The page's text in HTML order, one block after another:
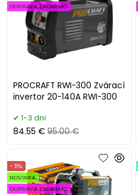
PROCRAFT RWI-300 Zvárací
invertor 20-140A RWI-300
DOPRAVA ZADARMO
.
1-3 dni
84.55 € 95.00 €
- 11%
NOVINKA
DOPRAVA ZADARMO